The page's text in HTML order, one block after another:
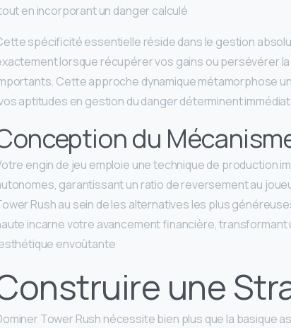
en incorporant un danger calculé.
spécificité essentielle réside dans le gestion
lorsque récupérer vos gains ou persévérer
Cette approche dynamique métamorphose
aptitudes en gestion du danger déterminent
du
engin de jeu emploie une technique de production
garantissant un ratio de reversement au
Rush au sein de les alternatives les plus
incarne votre avancement financière,
envoûtante.
une
Tower Rush nécessite bien plus que la basique